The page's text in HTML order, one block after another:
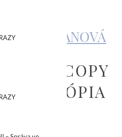
KALMANOVÁ
OF COPY
– KÓPIA